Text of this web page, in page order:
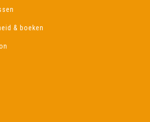
& boeken